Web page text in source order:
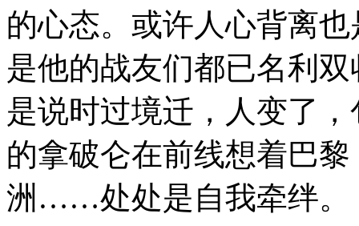
的心态。或许人心背离
是他的战友们都已名利
是说时过境迁，人变了
的拿破仑在前线想着巴
洲……处处是自我牵绊。